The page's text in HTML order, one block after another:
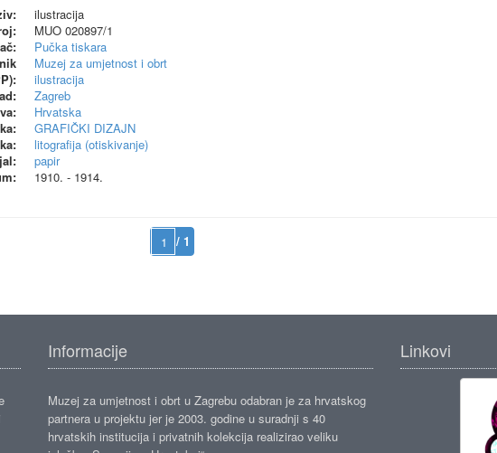
ilustracija
MUO 020897/1
Pučka tiskara
Muzej za umjetnost i obrt
ilustracija
Zagreb
Hrvatska
GRAFIČKI DIZAJN
litografija (otiskivanje)
papir
1910. - 1914.
/ 1
Informacije
Muzej za umjetnost i obrt u Zagrebu odabran je za hrvatskog
partnera u projektu jer je 2003. godine u suradnji s 40
hrvatskih institucija i privatnih kolekcija realizirao veliku
Linkovi